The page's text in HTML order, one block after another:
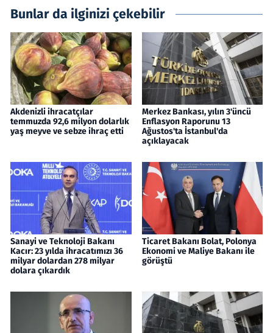
Bunlar da ilginizi çekebilir
Akdenizli ihracatçılar
temmuzda 92,6 milyon dolarlık
yaş meyve ve sebze ihraç etti
Merkez Bankası, yılın 3'üncü
Enflasyon Raporunu 13
Ağustos'ta İstanbul'da
açıklayacak
Sanayi ve Teknoloji Bakanı
Kacır: 23 yılda ihracatımızı 36
milyar dolardan 278 milyar
dolara çıkardık
Ticaret Bakanı Bolat, Polonya
Ekonomi ve Maliye Bakanı ile
görüştü